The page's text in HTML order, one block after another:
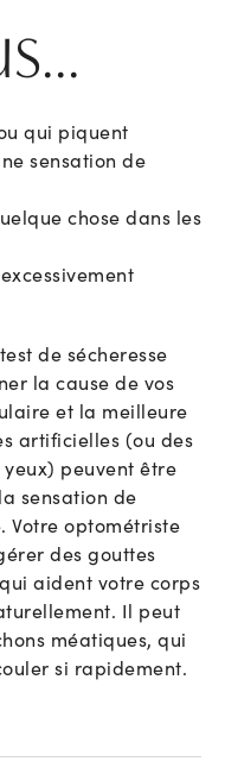
qui piquent
sensation de
chose dans les
de sécheresse
la cause de vos
et la meilleure
artificielles (ou des
peuvent être
sensation de
Votre optométriste
des gouttes
aident votre corps
Il peut
méatiques, qui
si rapidement.